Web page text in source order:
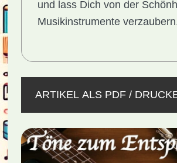
und lass Dich von der
Musikinstrumente
ARTIKEL ALS PDF /